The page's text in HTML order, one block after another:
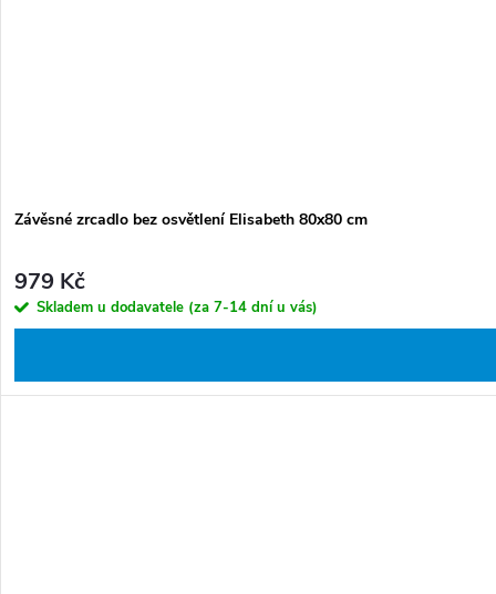
Závěsné zrcadlo bez osvětlení Elisabeth 80x80 cm
979 Kč
Skladem u dodavatele (za 7-14 dní u vás)